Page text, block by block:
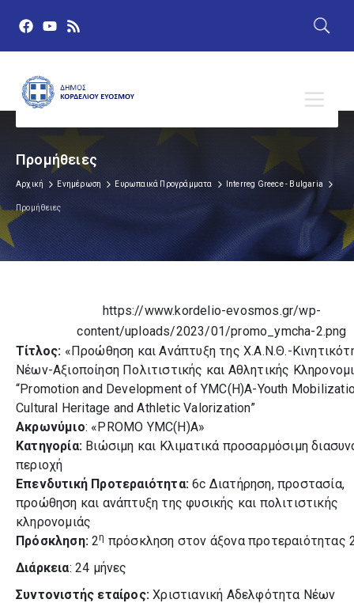
Προμήθειες
Αρχική Ενημέρωση Ευρωπαικά Προγράμματα Interreg Greece - Bulgaria
Προμήθειες
https://www.kordelio-evosmos.gr/wp-
content/uploads/2023/01/promo_ymcha-2.png
Τίτλος: «Προώθηση και Ανάπτυξη της Χ.Α.Ν.Θ.-
Νέων-Αξιοποίηση Πολιτιστικής και Αθλητικής
“Promotion and Development of YMC(H)A-Youth
Cultural Heritage and Athletic Valorization”
Ακρωνύμιο: «PROMO YMC(H)A»
Κατηγορία: Βιώσιμη και Κλιματικά προσαρμόσιμη
περιοχή
Επενδυτική Προτεραιότητα: 6c Διατήρηση, προστασία,
προώθηση και ανάπτυξη της φυσικής και πολιτιστικής
κληρονομιάς
Πρόσκληση:2η πρόσκληση στον άξονα προτεραιότητας
Διάρκεια: 24 μήνες
Συντονιστής εταίρος: Χριστιανική Αδελφότητα Νέων
Κατηγορίες
Όλα τα Έγγραφα